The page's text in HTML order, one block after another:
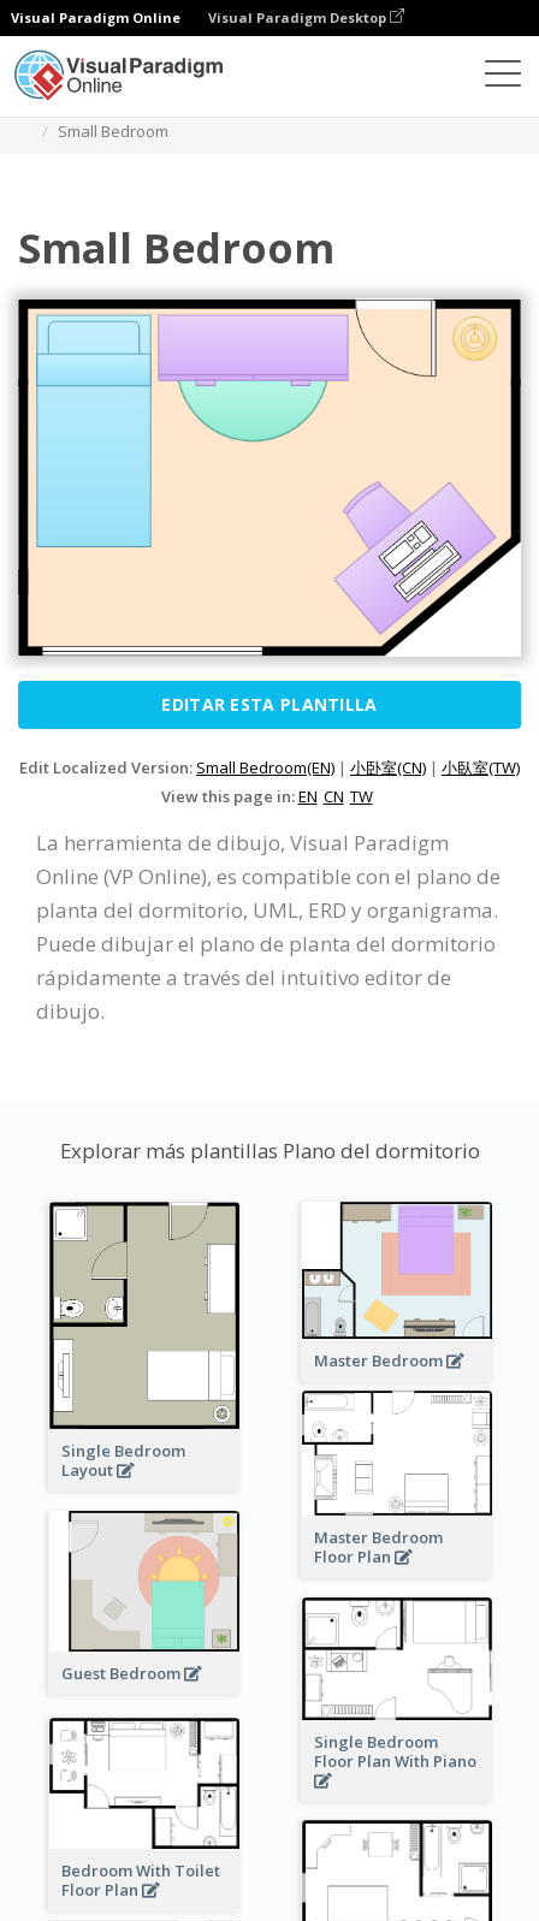
Visual Paradigm Online Visual Paradigm Desktop
Small Bedroom
Small Bedroom
EDITAR ESTA PLANTILLA
Edit Localized Version: Small Bedroom(EN) | 小卧室(CN) | 小臥室(TW)
View this page in:EN CN TW
La herramienta de dibujo, Visual Paradigm
Online (VP Online), es compatible con el plano de
planta del dormitorio, UML, ERD y organigrama.
Puede dibujar el plano de planta del dormitorio
rápidamente a través del intuitivo editor de
dibujo.
Explorar más plantillas Plano del dormitorio
Single Bedroom
Layout
Master Bedroom
Master Bedroom
Floor Plan
Guest Bedroom
Single Bedroom
Floor Plan With Piano
Bedroom With Toilet
Floor Plan